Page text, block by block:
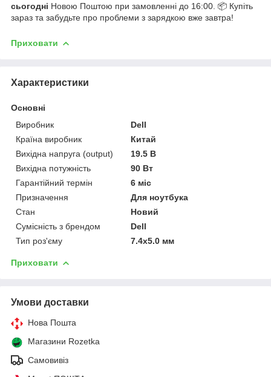
сьогодні Новою Поштою при замовленні до 16:00. 📦 Купіть
зараз та забудьте про проблеми з зарядкою вже завтра!
Приховати
Характеристики
Основні
Виробник
Dell
Країна виробник
Китай
Вихідна напруга (output)
19.5 В
Вихідна потужність
90 Вт
Гарантійний термін
6 міс
Призначення
Для ноутбука
Стан
Новий
Сумісність з брендом
Dell
Тип роз'єму
7.4x5.0 мм
Приховати
Умови доставки
Нова Пошта
Магазини Rozetka
Самовивіз